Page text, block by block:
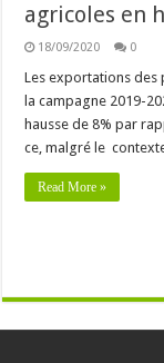
agricoles en
18/09/2020 0
Les exportations
la campagne 2019-
hausse de 8% par
ce, malgré le
Read More »